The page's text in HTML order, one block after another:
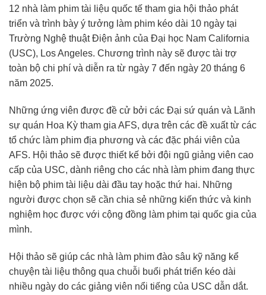
12 nhà làm phim tài liệu quốc tế tham gia hội thảo phát
triển và trình bày ý tưởng làm phim kéo dài 10 ngày tại
Trường Nghệ thuật Điện ảnh của Đại học Nam California
(USC), Los Angeles. Chương trình này sẽ được tài trợ
toàn bộ chi phí và diễn ra từ ngày 7 đến ngày 20 tháng 6
năm 2025.
Những ứng viên được đề cử bởi các Đại sứ quán và Lãnh
sự quán Hoa Kỳ tham gia AFS, dựa trên các đề xuất từ các
tổ chức làm phim địa phương và các đặc phái viên của
AFS. Hội thảo sẽ được thiết kế bởi đội ngũ giảng viên cao
cấp của USC, dành riêng cho các nhà làm phim đang thực
hiện bộ phim tài liệu dài đầu tay hoặc thứ hai. Những
người được chọn sẽ cần chia sẻ những kiến thức và kinh
nghiệm học được với cộng đồng làm phim tại quốc gia của
mình.
Hội thảo sẽ giúp các nhà làm phim đào sâu kỹ năng kể
chuyện tài liệu thông qua chuỗi buổi phát triển kéo dài
nhiều ngày do các giảng viên nổi tiếng của USC dẫn dắt.